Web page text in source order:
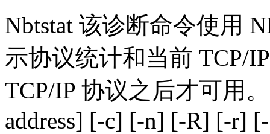
Nbtstat 该诊断命令使用
示协议统计和当前 TCP/
TCP/IP 协议之后才可用
address] [-c] [-n] [-R] [-r]